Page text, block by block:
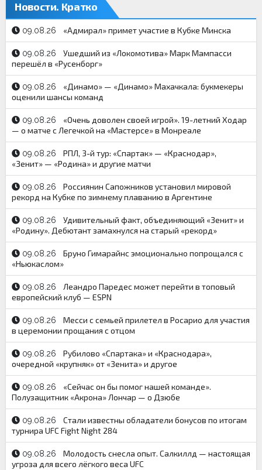
Новости. Кратко
09.08.26 «Адмирал» примет участие в Кубке Минска
09.08.26
Ушедший из «Локомотива» Марк Мампасси
перешёл в «Русенборг»
09.08.26
«Динамо» — «Динамо» Махачкала: букмекеры
оценили шансы команд
09.08.26
«Очень доволен своей игрой». 19-летний Ходар
— о матче с Легечкой на «Мастерсе» в Монреале
09.08.26
РПЛ, 3-й тур: «Спартак» — «Краснодар»,
«Зенит» — «Родина» и другие матчи
09.08.26
Россиянин Сапожников установил мировой
рекорд на Кубке по зимнему плаванию в Аргентине
09.08.26
Удивительный факт, объединяющий «Зенит» и
«Родину». Дебютант замахнулся на старый «рекорд»
09.08.26
Бруно Гимарайнс эмоционально попрощался с
«Ньюкаслом»
09.08.26
Леандро Паредес может перейти в топовый
европейский клуб — ESPN
09.08.26
Месси с семьей прилетел в Росарио для участия
в церемонии прощания с отцом
09.08.26
Рубилово «Спартака» и «Краснодара»,
очередной «крупняк» от «Зенита» и другое
09.08.26
«Сейчас он бы помог нашей команде».
Полузащитник «Акрона» Лончар — о Дзюбе
09.08.26
Стали известны обладатели бонусов по итогам
турнира UFC Fight Night 284
09.08.26
Молодость снесла опыт. Салкиллд — настоящая
угроза для всего лёгкого веса UFC